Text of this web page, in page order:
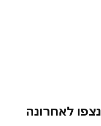
לאחרונה